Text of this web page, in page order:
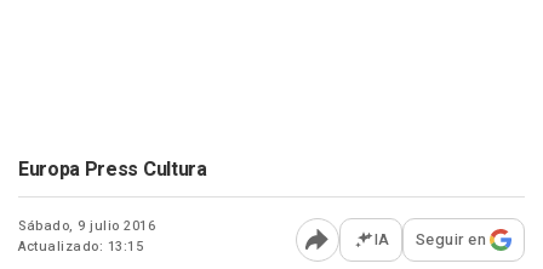
Europa Press Cultura
Sábado, 9 julio 2016
Actualizado: 13:15
Abrir opciones para
IA Seguir en